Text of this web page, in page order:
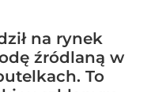
na rynek
źródlaną w
To